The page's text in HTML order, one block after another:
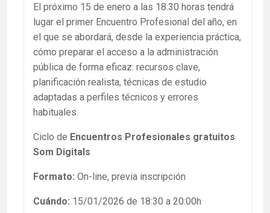
El próximo 15 de enero a las 18:30 horas tendrá
lugar el primer Encuentro Profesional del año, en
el que se abordará, desde la experiencia práctica,
cómo preparar el acceso a la administración
pública de forma eficaz: recursos clave,
planificación realista, técnicas de estudio
adaptadas a perfiles técnicos y errores
habituales.
Ciclo de Encuentros Profesionales gratuitos
Som Digitals
Formato: On-line, previa inscripción
Cuándo: 15/01/2026 de 18:30 a 20:00h